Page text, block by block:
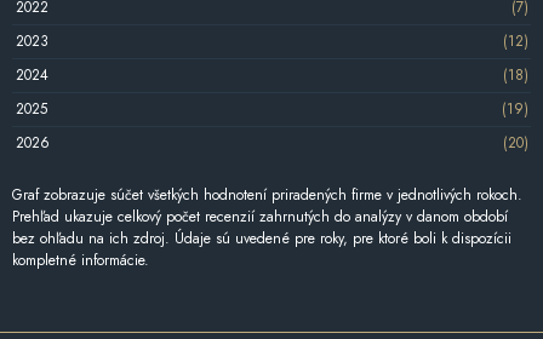
2022
(7)
2023
(12)
2024
(18)
2025
(19)
2026
(20)
Graf zobrazuje súčet všetkých hodnotení priradených firme v jednotlivých rokoch.
Prehľad ukazuje celkový počet recenzií zahrnutých do analýzy v danom období
bez ohľadu na ich zdroj. Údaje sú uvedené pre roky, pre ktoré boli k dispozícii
kompletné informácie.